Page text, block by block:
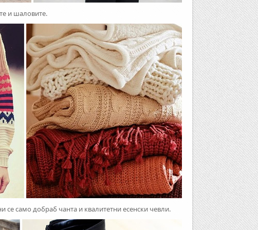
и шаловите.
се само добраб чанта и квалитетни есенски чевли.